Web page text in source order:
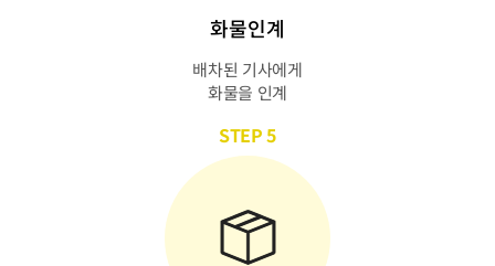
화물인계
배차된 기사에게
화물을 인계
STEP 5